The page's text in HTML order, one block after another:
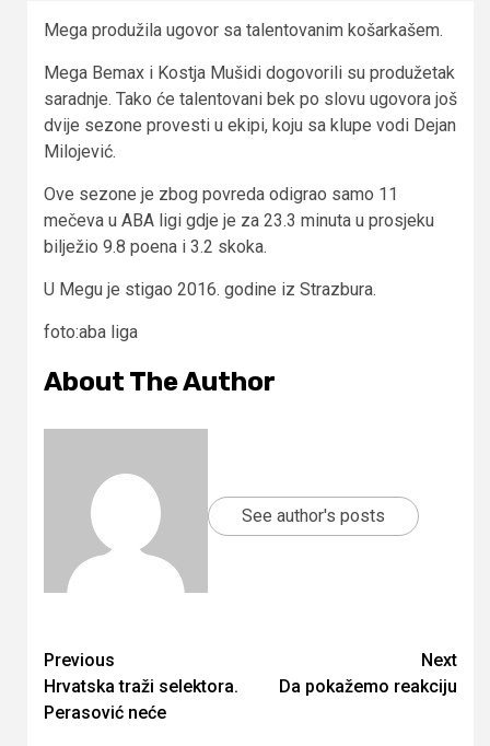
Mega produžila ugovor sa talentovanim košarkašem.
Mega Bemax i Kostja Mušidi dogovorili su produžetak
saradnje. Tako će talentovani bek po slovu ugovora još
dvije sezone provesti u ekipi, koju sa klupe vodi Dejan
Milojević.
Ove sezone je zbog povreda odigrao samo 11
mečeva u ABA ligi gdje je za 23.3 minuta u prosjeku
bilježio 9.8 poena i 3.2 skoka.
U Megu je stigao 2016. godine iz Strazbura.
foto:aba liga
About The Author
See author's posts
Continue
Reading
Previous
Hrvatska traži selektora.
Perasović neće
Next
Da pokažemo reakciju